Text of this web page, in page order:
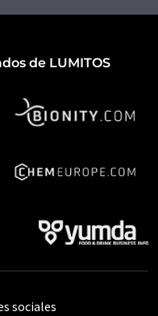
de LUMITOS
sociales